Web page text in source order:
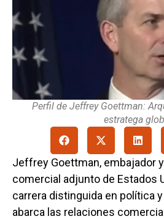
Perfil de Jeffrey Goettman:
estratega
Jeffrey Goettman, embajador
comercial adjunto de Estados
carrera distinguida en política
abarca las relaciones